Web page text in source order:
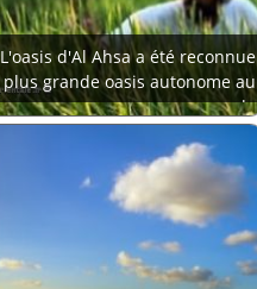
L'oasis d'Al Ahsa a été reconnue
plus grande oasis autonome au
monde